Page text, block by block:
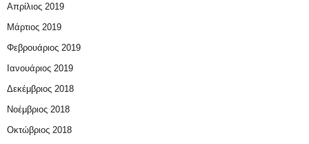
Απρίλιος 2019
Μάρτιος 2019
Φεβρουάριος 2019
Ιανουάριος 2019
Δεκέμβριος 2018
Νοέμβριος 2018
Οκτώβριος 2018